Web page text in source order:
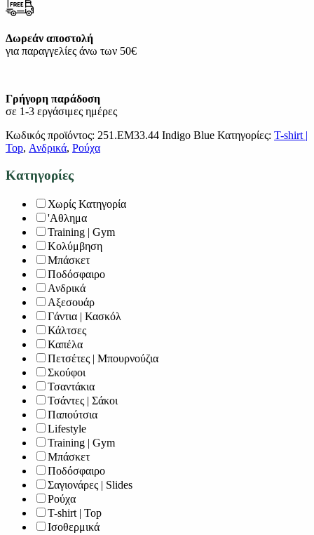
Δωρεάν αποστολή
για παραγγελίες άνω των 50€
Γρήγορη παράδοση
σε 1-3 εργάσιμες ημέρες
Κωδικός προϊόντος: 251.EM33.44 Indigo Blue Κατηγορίες: T-shirt |
Top, Ανδρικά, Ρούχα
Κατηγορίες
Χωρίς Κατηγορία
'Αθλημα
Training | Gym
Κολύμβηση
Μπάσκετ
Ποδόσφαιρο
Ανδρικά
Αξεσουάρ
Γάντια | Κασκόλ
Κάλτσες
Καπέλα
Πετσέτες | Μπουρνούζια
Σκούφοι
Τσαντάκια
Τσάντες | Σάκοι
Παπούτσια
Lifestyle
Training | Gym
Μπάσκετ
Ποδόσφαιρο
Σαγιονάρες | Slides
Ρούχα
T-shirt | Top
Ισοθερμικά